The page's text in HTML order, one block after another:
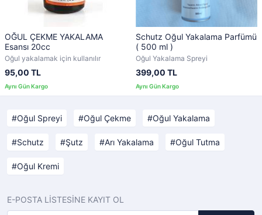
OĞUL ÇEKME YAKALAMA
Esansı 20cc
Oğul yakalamak için kullanılır
95,00 TL
Schutz Oğul Yakalama Parfümü
( 500 ml )
Oğul Yakalama Spreyi
399,00 TL
Oğul Spreyi Oğul Çekme Oğul Yakalama
Schutz Şutz Arı Yakalama Oğul Tutma
Oğul Kremi
E-POSTA LİSTESİNE KAYIT OL